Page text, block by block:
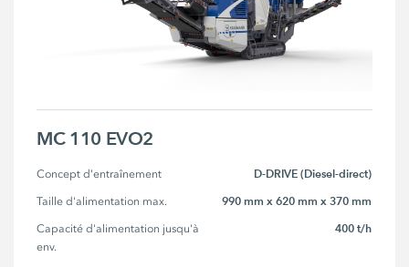
MC 110 EVO2
Concept d'entraînement D-DRIVE (Diesel-direct)
Taille d'alimentation max. 990 mm x 620 mm x 370 mm
Capacité d'alimentation jusqu'à
env.
400 t/h